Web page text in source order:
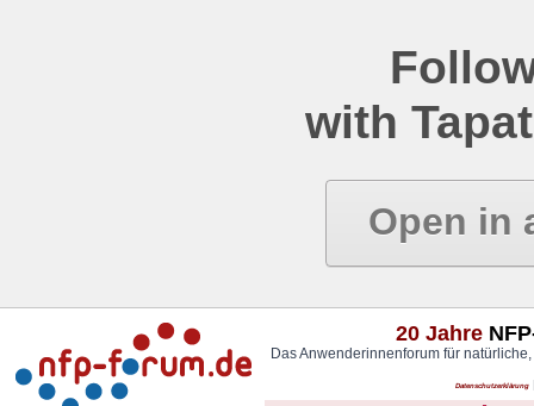
with
Open in
20 Jahre
Das Anwenderinnenforum für
Datenschutzerklärung